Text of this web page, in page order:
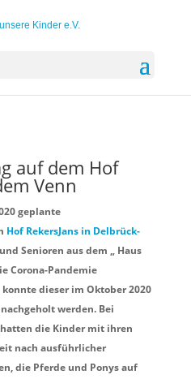
auf dem Hof
Venn
geplante
Hof RekersJans in Delbrück-
Senioren aus dem „ Haus
Corona-Pandemie
dieser im Oktober 2020
werden. Bei
die Kinder mit ihren
nach ausführlicher
die Pferde und Ponys auf